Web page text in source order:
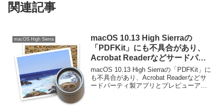
関連記事
macOS High Sierra
macOS 10.13 High Sierraの
「PDFKit」にも不具合があり、
Acrobat Readerなどサードパー
ティ製アプリとプレビューアプリ
の間で表示が異なるので注意。
macOS 10.13 High Sierraの「PDFKit」に
も不具合があり、Acrobat Readerなどサ
ードパーティ製アプリとプレビューアプ